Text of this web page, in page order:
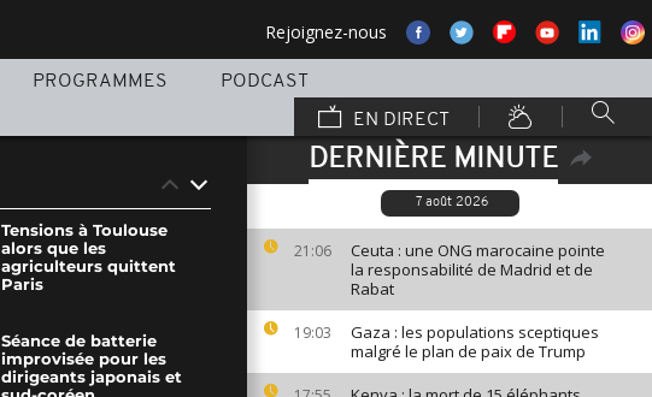
Rejoignez-nous
PROGRAMMES
PODCAST
EN DIRECT
DERNIÈRE MINUTE
7 août 2026
21:06
Ceuta : une ONG marocaine pointe
la responsabilité de Madrid et de
Rabat
19:03
Gaza : les populations sceptiques
malgré le plan de paix de Trump
Tensions à Toulouse
alors que les
agriculteurs quittent
Paris
Séance de batterie
improvisée pour les
dirigeants japonais et